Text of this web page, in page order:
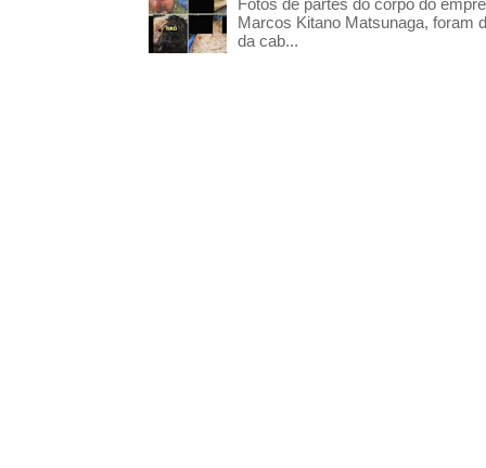
Fotos de partes do corpo do
Marcos Kitano Matsunaga, foram
da cab...